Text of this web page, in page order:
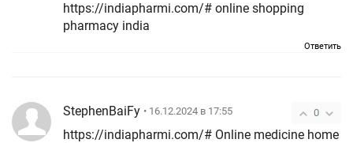
https://indiapharmi.com/# online shopping
pharmacy india
Ответить
0
StephenBaiFy • 16.12.2024 в 17:55
https://indiapharmi.com/# Online medicine home